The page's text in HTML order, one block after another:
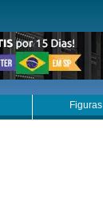
Figuras